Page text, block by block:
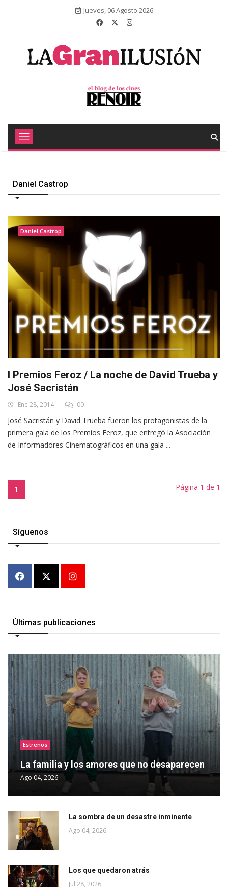
Jueves, 06 Agosto 2026
Daniel Castrop
Daniel Castrop
I Premios Feroz / La noche de David Trueba y
José Sacristán
Ene 28, 2014 00
José Sacristán y David Trueba fueron los protagonistas de la
primera gala de los Premios Feroz, que entregó la Asociación
de Informadores Cinematográficos en una gala ...
1 Página 1 de 1
Síguenos
Últimas publicaciones
Estrenos
La familia y los amores que no desaparecen
Ago 04, 2026
La sombra de un desastre inminente
Ago 04, 2026
Los que quedaron atrás
Jul 28, 2026